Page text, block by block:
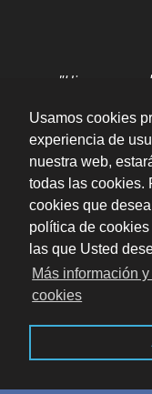
Usamos cookies
experiencia de
nuestra web,
todas las cookies.
cookies que
política de
las que Usted
Más información
cookies
"Hice una
Plaza del
Aviso legal ·
del